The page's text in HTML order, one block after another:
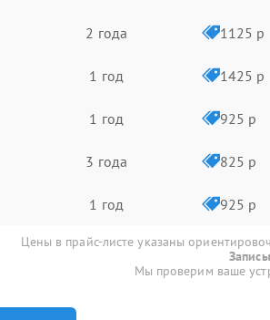
2 года 1125 р
1 год 1425 р
1 год 925 р
3 года 825 р
1 год 925 р
Цены в прайс-листе указаны
Мы проверим ваше